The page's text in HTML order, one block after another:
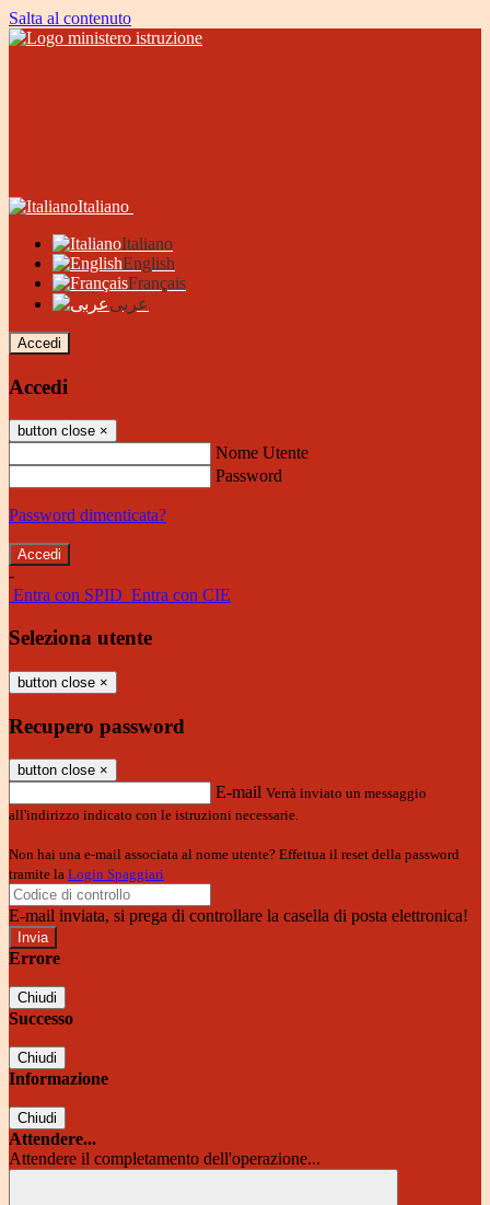
Salta al contenuto
Italiano
Italiano
English
Français
عربى
Accedi
Accedi
button close ×
Nome Utente
Password
Password dimenticata?
-
Entra con SPID Entra con CIE
Seleziona utente
button close ×
Recupero password
button close ×
E-mail Verrà inviato un messaggio
all'indirizzo indicato con le istruzioni necessarie.
Non hai una e-mail associata al nome utente? Effettua il reset della password
tramite la Login Spaggiari
E-mail inviata, si prega di controllare la casella di posta elettronica!
Errore
Chiudi
Successo
Chiudi
Informazione
Chiudi
Attendere...
Attendere il completamento dell'operazione...